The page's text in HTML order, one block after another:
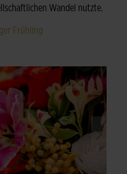
Wandel nutzte.
Frühling